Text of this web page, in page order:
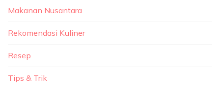
Makanan Nusantara
Rekomendasi Kuliner
Resep
Tips & Trik